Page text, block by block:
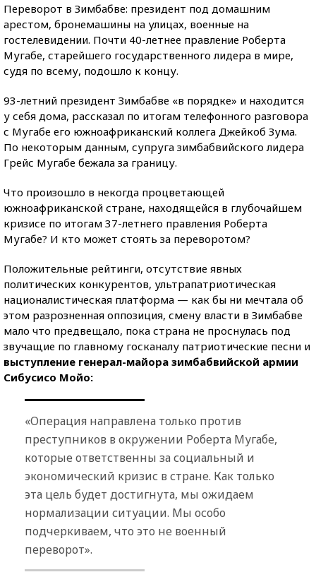
Переворот в Зимбабве: президент под домашним
арестом, бронемашины на улицах, военные на
гостелевидении. Почти 40-летнее правление Роберта
Мугабе, старейшего государственного лидера в мире,
судя по всему, подошло к концу.
93-летний президент Зимбабве «в порядке» и находится
у себя дома, рассказал по итогам телефонного разговора
с Мугабе его южноафриканский коллега Джейкоб Зума.
По некоторым данным, супруга зимбабвийского лидера
Грейс Мугабе бежала за границу.
Что произошло в некогда процветающей
южноафриканской стране, находящейся в глубочайшем
кризисе по итогам 37-летнего правления Роберта
Мугабе? И кто может стоять за переворотом?
Положительные рейтинги, отсутствие явных
политических конкурентов, ультрапатриотическая
националистическая платформа — как бы ни мечтала об
этом разрозненная оппозиция, смену власти в Зимбабве
мало что предвещало, пока страна не проснулась под
звучащие по главному госканалу патриотические песни и
выступление генерал-майора зимбабвийской армии
Сибусисо Мойо:
«Операция направлена только против
преступников в окружении Роберта Мугабе,
которые ответственны за социальный и
экономический кризис в стране. Как только
эта цель будет достигнута, мы ожидаем
нормализации ситуации. Мы особо
подчеркиваем, что это не военный
переворот».